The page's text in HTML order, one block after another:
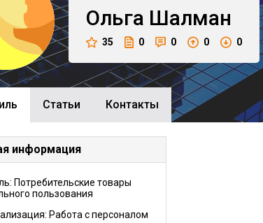
Ольга Шалман
35 0 0 0 0
Cтатьи Контакты
информация
Потребительские товары
пользования
Работа с персоналом